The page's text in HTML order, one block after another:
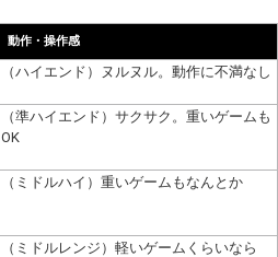
動作・操作感
（ハイエンド）ヌルヌル。動作に不満なし
（準ハイエンド）サクサク。重いゲームも
OK
（ミドルハイ）重いゲームもなんとか
（ミドルレンジ）軽いゲームくらいなら